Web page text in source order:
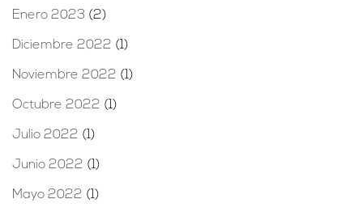
Enero 2023 (2)
Diciembre 2022 (1)
Noviembre 2022 (1)
Octubre 2022 (1)
Julio 2022 (1)
Junio 2022 (1)
Mayo 2022 (1)